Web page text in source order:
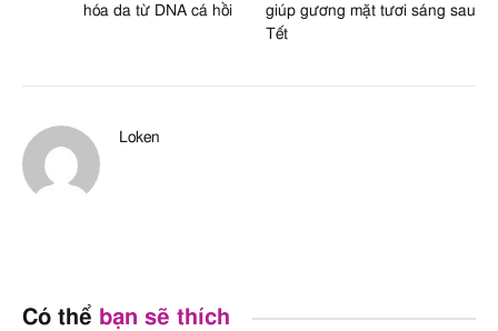
hóa da từ DNA cá hồi
giúp gương mặt tươi sáng sau
Tết
Loken
Có thể bạn sẽ thích